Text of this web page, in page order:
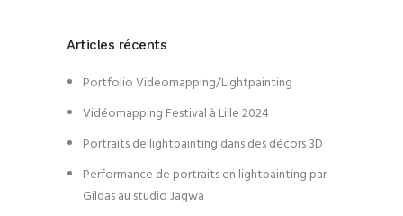
Articles récents
Portfolio Videomapping/Lightpainting
Vidéomapping Festival à Lille 2024
Portraits de lightpainting dans des décors 3D
Performance de portraits en lightpainting par
Gildas au studio Jagwa